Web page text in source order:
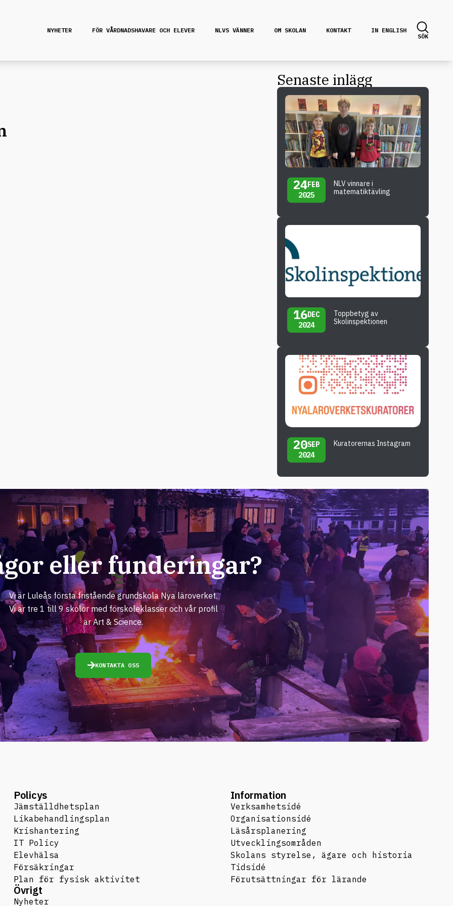
NYHETER FÖR VÅRDNADSHAVARE OCH ELEVER NLVS VÄNNER OM SKOLAN KONTAKT
IN ENGLISH
SÖK
Senaste inlägg
24FEB
2025
NLV vinnare i
matematiktävling
16DEC
2024
Toppbetyg av
Skolinspektionen
20SEP
2024
Kuratorernas Instagram
eller funderingar?
Vi är Luleås första fristående grundskola Nya läroverket.
Vi är tre 1 till 9 skolor med förskoleklasser och vår profil
är Art & Science.
KONTAKTA OSS
Policys
Jämställdhetsplan
Likabehandlingsplan
Krishantering
IT Policy
Elevhälsa
Försäkringar
Plan för fysisk aktivitet
Information
Verksamhetsidé
Organisationsidé
Läsårsplanering
Utvecklingsområden
Skolans styrelse, ägare och historia
Tidsidé
Förutsättningar för lärande
Övrigt
Nyheter